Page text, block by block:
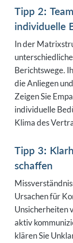
Tipp 2:
individuelle
In der
Berichtswege.
die Anliegen
Zeigen Sie
individuelle
Klima des
Tipp 3:
schaffen
Ursachen für
Unsicherheiten
aktiv
klären Sie